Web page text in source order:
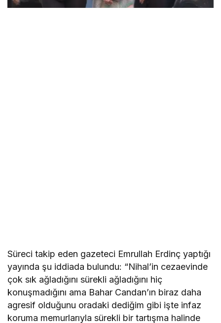
Süreci takip eden gazeteci Emrullah Erdinç yaptığı
yayında şu iddiada bulundu: “Nihal’in cezaevinde
çok sık ağladığını sürekli ağladığını hiç
konuşmadığını ama Bahar Candan’ın biraz daha
agresif olduğunu oradaki dediğim gibi işte infaz
koruma memurlarıyla sürekli bir tartışma halinde